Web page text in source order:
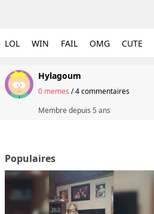
LOL WIN FAIL OMG CUTE
Hylagoum
0 memes /4 commentaires
Membre depuis 5 ans
Populaires